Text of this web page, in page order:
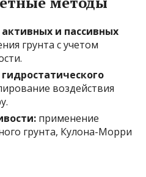
и пассивных
грунта с учетом
воздействия
применение
грунта, Кулона-Морри